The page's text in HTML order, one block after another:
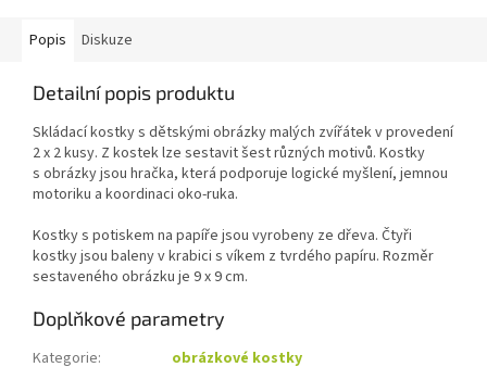
Popis Diskuze
Detailní popis produktu
Skládací kostky s dětskými obrázky malých zvířátek v provedení
2 x 2 kusy. Z kostek lze sestavit šest různých motivů. Kostky
s obrázky jsou hračka, která podporuje logické myšlení, jemnou
motoriku a koordinaci oko-ruka.
Kostky s potiskem na papíře jsou vyrobeny ze dřeva. Čtyři
kostky jsou baleny v krabici s víkem z tvrdého papíru. Rozměr
sestaveného obrázku je 9 x 9 cm.
Doplňkové parametry
Kategorie:
obrázkové kostky